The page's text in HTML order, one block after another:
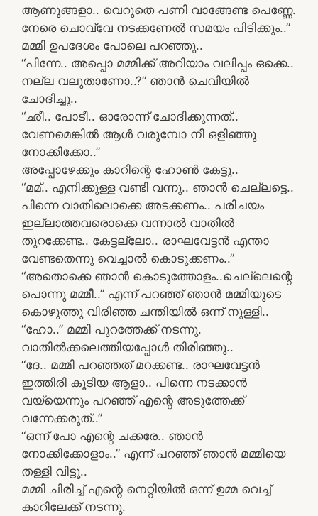
ആണുങ്ങളാ.. വെറുതെ പണി വാങ്ങേണ്ട പെണ്ണേ.
നേരെ ചൊവ്വേ നടക്കണേല്‍ സമയം പിടിക്കും..”
മമ്മി ഉപദേശം പോലെ പറഞ്ഞു..
“പിന്നേ.. അപ്പൊ മമ്മിക്ക്‌ അറിയാം വലിപ്പം ഒക്കെ..
നല്ല വലുതാണോ..?” ഞാന്‍ ചെവിയില്‍
ചോദിച്ചു..
“ഛീ.. പോടീ.. ഓരോന്ന്‌ ചോദിക്കുന്നത്‌..
വേണമെങ്കില്‍ ആള്‍ വരുമ്പോ നീ ഒളിഞ്ഞു
നോക്കിക്കോ..”
അപ്പോഴേക്കും കാറിന്റെ ഹോണ്‍ കേട്ടു..
“മമ്‌.. എനിക്കുള്ള വണ്ടി വന്നു.. ഞാന്‍ ചെല്ലട്ടെ..
പിന്നെ വാതിലൊക്കെ അടക്കണം.. പരിചയം
ഇല്ലാത്തവരൊക്കെ വന്നാല്‍ വാതില്‍
തുറക്കേണ്ട.. കേട്ടല്ലോ.. രാഘവേട്ടന്‍ എന്താ
വേണ്ടതെന്നു വെച്ചാല്‍ കൊടുക്കണം..”
“അതൊക്കെ ഞാന്‍ കൊടുത്തോളം..ചെല്ലെന്റെ
പൊന്നു മമ്മീ..” എന്ന് പറഞ്ഞ് ഞാന്‍ മമ്മിയുടെ
കൊഴുത്തു വിരിഞ്ഞ ചന്തിയില്‍ ഒന്ന്‌ നുള്ളി..
“ഹോ..” മമ്മി പുറത്തേക്ക്‌ നടന്നു.
വാതില്‍ക്കലെത്തിയപ്പോള്‍ തിരിഞ്ഞു..
“ദേ.. മമ്മി പറഞ്ഞത്‌ മറക്കണ്ട.. രാഘവേട്ടന്‍
ഇത്തിരി കൂടിയ ആളാ.. പിന്നെ നടക്കാന്‍
വയ്യെന്നും പറഞ്ഞ്‌ എന്റെ അടുത്തേക്ക്‌
വന്നേക്കരുത്‌..”
“ഒന്ന്‌ പോ എന്റെ ചക്കരേ.. ഞാന്‍
നോക്കിക്കോളാം..” എന്ന് പറഞ്ഞ് ഞാന്‍ മമ്മിയെ
തള്ളി വിട്ടൂ..
മമ്മി ചിരിച്ച്‌ എന്റെ നെറ്റിയില്‍ ഒന്ന്‌ ഉമ്മ വെച്ച്‌
കാറിലേക്ക്‌ നടന്നു.